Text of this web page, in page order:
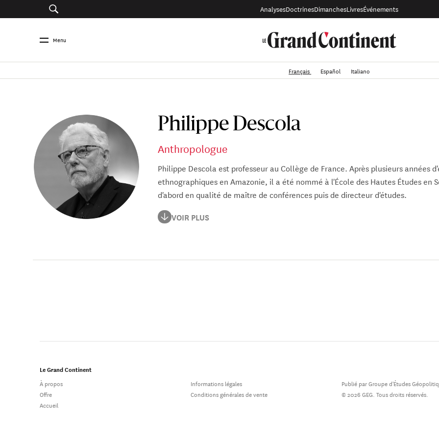
AnalysesDoctrinesDimanchesLivresÉvénements
Menu
Français Español Italiano
Philippe Descola
Anthropologue
Philippe Descola est professeur au Collège de France. Après plusieurs années
ethnographiques en Amazonie, il a été nommé à l'École des Hautes Études en
d'abord en qualité de maître de conférences puis de directeur d'études.
Philippe Descola a reçu la médaille d'or du CNRS en 1996 pour ses travaux
usages et les connaissances de la nature dans les sociétés tribales.
VOIR PLUS
Le Grand Continent
À propos
Offre
Accueil
Informations légales
Conditions générales de vente
Publié par Groupe d'Études
© 2026 GEG. Tous droits réservés.